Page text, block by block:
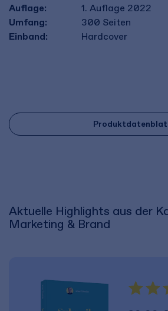
Auflage:
1. Auflage 2022
Umfang:
300 Seiten
Einband:
Hardcover
Aktuelle Highlights aus der
Marketing & Brand